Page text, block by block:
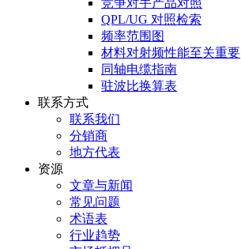
QPL/UG 对照检索
频率范围图
材料对射频性能至关重要
同轴电缆指南
驻波比换算表
联系方式
联系我们
分销商
地方代表
资源
文章与新闻
常见问题
术语表
行业趋势